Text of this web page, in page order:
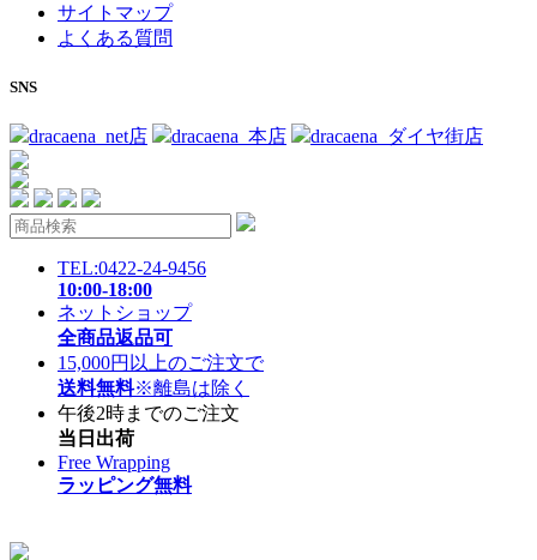
サイトマップ
よくある質問
SNS
dracaena_net店 dracaena_本店 dracaena_ダイヤ街店
TEL:0422-24-9456
10:00-18:00
ネットショップ
全商品返品可
15,000円以上のご注文で
送料無料※離島は除く
午後2時までのご注文
当日出荷
Free Wrapping
ラッピング無料